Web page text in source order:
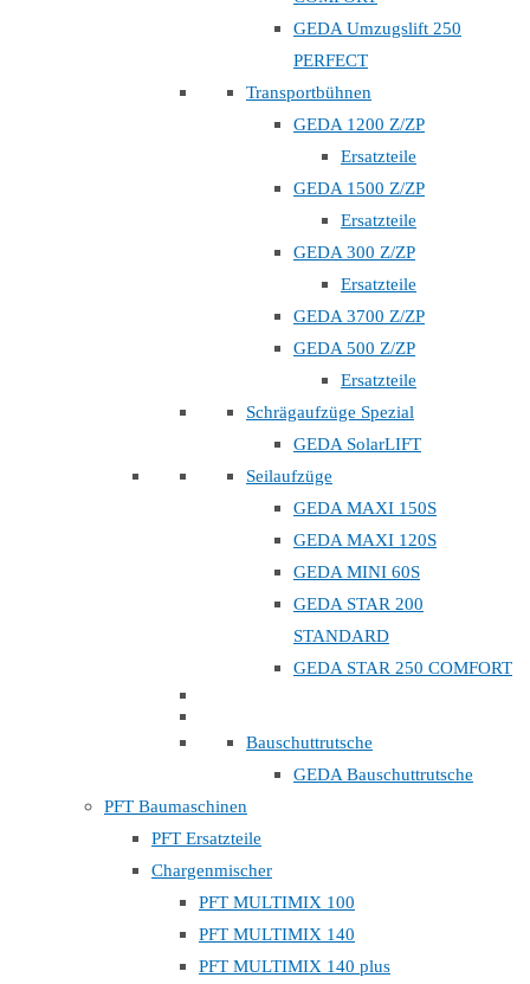
GEDA Umzugslift 250
PERFECT
Transportbühnen
GEDA 1200 Z/ZP
Ersatzteile
GEDA 1500 Z/ZP
Ersatzteile
GEDA 300 Z/ZP
Ersatzteile
GEDA 3700 Z/ZP
GEDA 500 Z/ZP
Ersatzteile
Schrägaufzüge Spezial
GEDA SolarLIFT
Seilaufzüge
GEDA MAXI 150S
GEDA MAXI 120S
GEDA MINI 60S
GEDA STAR 200
STANDARD
GEDA STAR 250 COMFORT
Bauschuttrutsche
GEDA Bauschuttrutsche
PFT Baumaschinen
PFT Ersatzteile
Chargenmischer
PFT MULTIMIX 100
PFT MULTIMIX 140
PFT MULTIMIX 140 plus